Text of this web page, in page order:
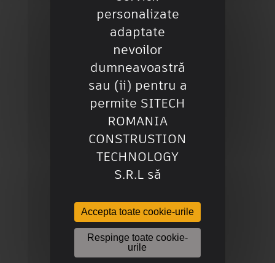
Contact
Softwares
Oferte de angajare
Mai multe informații despre…
Produse
Instruire
personalizate
adaptate
nevoilor
dumneavoastră
sau (ii) pentru a
permite SITECH
ROMANIA
CONSTRUSTION
TECHNOLOGY
S.R.L să
statistice privind
utilizarea
Website-ului de
Accepta toate cookie-urile
Respinge toate cookie-
urile